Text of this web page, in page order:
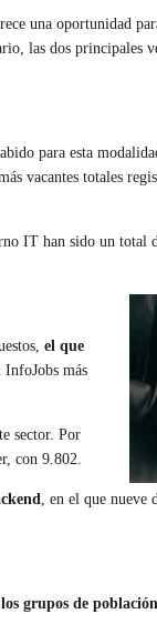
una oportunidad
las dos principales
para esta
vacantes totales
IT han sido un total
el que
InfoJobs más
sector. Por
con 9.802.
, en el que nueve
grupos de